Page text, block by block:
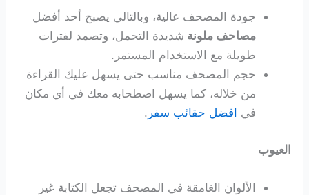
جودة المصحف عالية، وبالتالي يصبح أحد أفضل
مصاحف ملونة شديدة التحمل، وتصمد لفترات
طويلة مع الاستخدام المستمر.
حجم المصحف مناسب حتى يسهل عليك القراءة
من خلاله، كما يسهل اصطحابه معك في أي مكان
في افضل حقائب سفر .
العيوب
الألوان الغامقة في المصحف تجعل الكتابة غير